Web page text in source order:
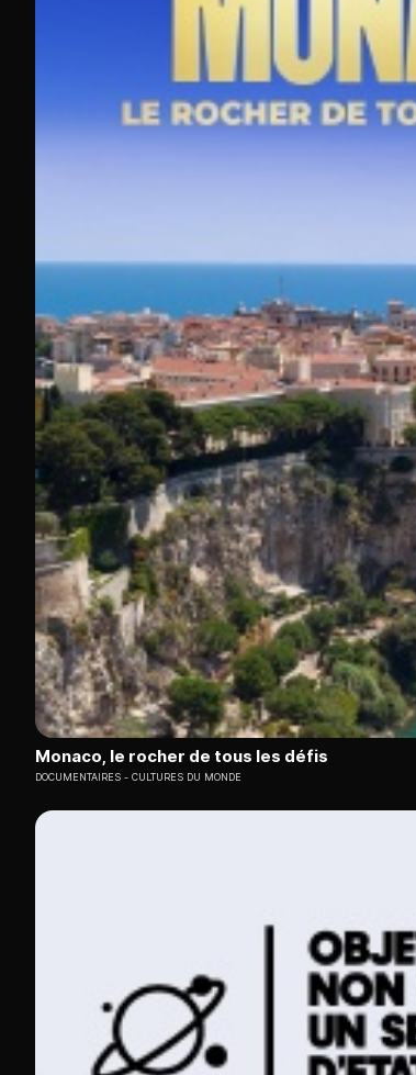
Monaco, le rocher de tous les défis
DOCUMENTAIRES CULTURES DU MONDE